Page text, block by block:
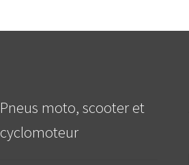
Pneus moto, scooter et
cyclomoteur